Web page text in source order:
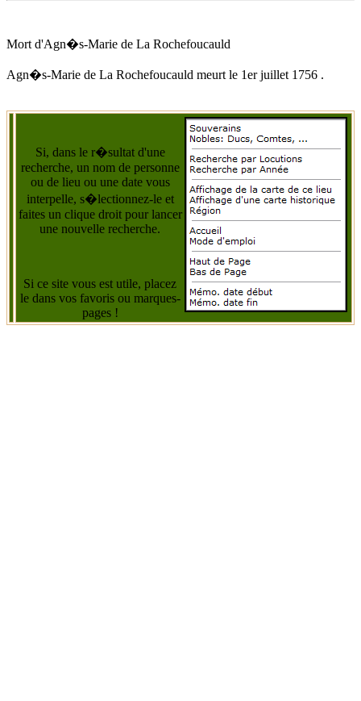
Mort d'Agn�s-Marie de La Rochefoucauld
Agn�s-Marie de La Rochefoucauld meurt le 1er juillet 1756 .
Si, dans le r�sultat d'une
recherche, un nom de personne
ou de lieu ou une date vous
interpelle, s�lectionnez-le et
faites un clique droit pour lancer
une nouvelle recherche.
Si ce site vous est utile, placez
le dans vos favoris ou marques-
pages !